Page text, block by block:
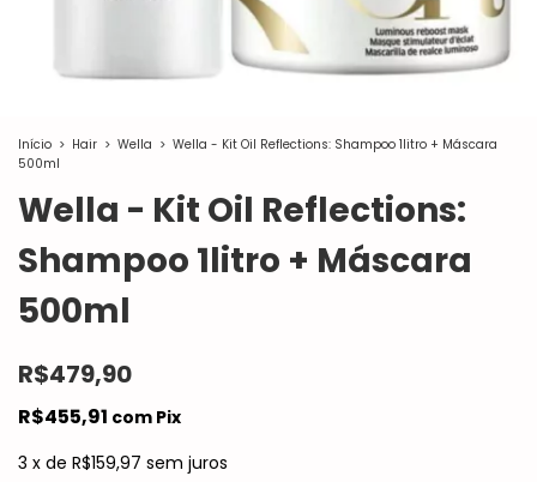
Início > Hair > Wella > Wella - Kit Oil Reflections: Shampoo 1litro + Máscara
500ml
Wella - Kit Oil Reflections:
Shampoo 1litro + Máscara
500ml
R$479,90
R$455,91 com Pix
3 x de R$159,97 sem juros